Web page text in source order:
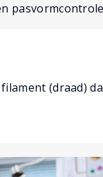
pasvormcontrole
(draad)